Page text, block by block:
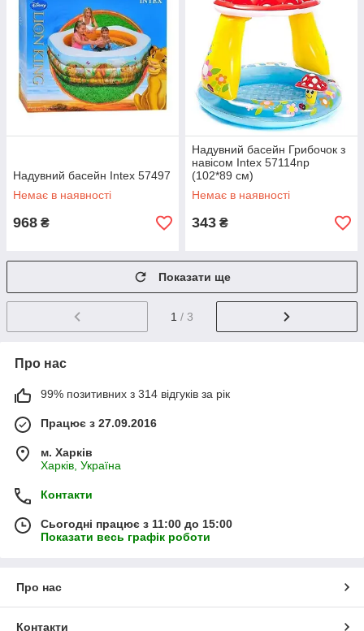
Надувний басейн Intex 57497
Немає в наявності
968 ₴
Надувний басейн Грибочок з
навісом Intex 57114np
(102*89 см)
Немає в наявності
343 ₴
Показати ще
1 / 3
Про нас
99% позитивних з 314 відгуків за рік
Працює з 27.09.2016
м. Харків
Харків, Україна
Контакти
Сьогодні працює з 11:00 до 15:00
Показати весь графік роботи
Про нас
Контакти